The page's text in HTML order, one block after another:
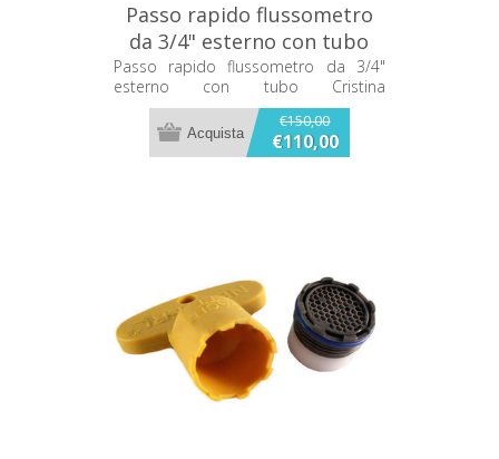
Passo rapido flussometro
da 3/4" esterno con tubo
Cristina AC6022Q51
Passo rapido flussometro da 3/4"
esterno con tubo Cristina
AC6022Q51
€150,00
€110,00